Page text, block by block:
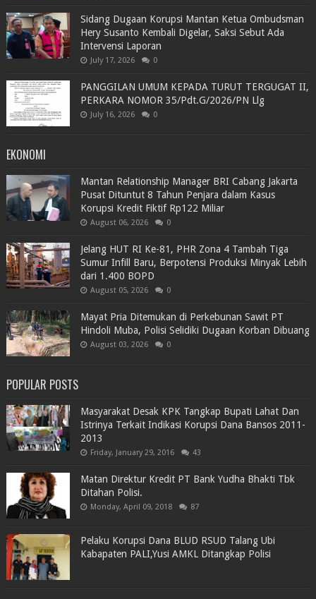
Sidang Dugaan Korupsi Mantan Ketua Ombudsman
Hery Susanto Kembali Digelar, Saksi Sebut Ada
Intervensi Laporan
July 17, 2026 0
PANGGILAN UMUM KEPADA TURUT TERGUGAT II,
PERKARA NOMOR 35/Pdt.G/2026/PN Llg
July 16, 2026 0
EKONOMI
Mantan Relationship Manager BRI Cabang Jakarta
Pusat Dituntut 8 Tahun Penjara dalam Kasus
Korupsi Kredit Fiktif Rp122 Miliar
August 06, 2026 0
Jelang HUT RI Ke-81, PHR Zona 4 Tambah Tiga
Sumur Infill Baru, Berpotensi Produksi Minyak Lebih
dari 1.400 BOPD
August 05, 2026 0
Mayat Pria Ditemukan di Perkebunan Sawit PT
Hindoli Muba, Polisi Selidiki Dugaan Korban Dibuang
August 03, 2026 0
POPULAR POSTS
Masyarakat Desak KPK Tangkap Bupati Lahat Dan
Istrinya Terkait Indikasi Korupsi Dana Bansos 2011-
2013
Friday, January 29, 2016 43
Matan Direktur Kredit PT Bank Yudha Bhakti Tbk
Ditahan Polisi.
Monday, April 09, 2018 87
Pelaku Korupsi Dana BLUD RSUD Talang Ubi
Kabapaten PALI,Yusi AMKL Ditangkap Polisi